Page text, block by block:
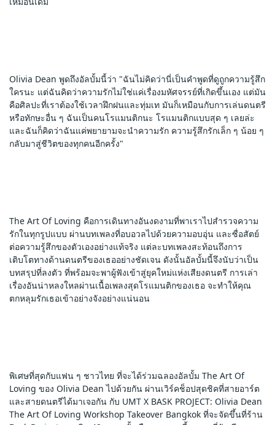
Olivia Dean พูดถึงอัลบั้มนี้ว่า "ฉันไม่คิดว่านี่เป็นคำพูดที่ดูถูกความรู้สึก
ใครนะ แต่ฉันคิดว่าความรักไม่ใช่แค่เรื่องมหัศจรรย์ที่เกิดขึ้นเอง แต่มัน
คือศิลปะที่เราต้องใช้เวลาฝึกฝนและทุ่มเท มันก็เหมือนกับการเล่นดนตรี
หรือทักษะอื่น ๆ ฉันเป็นคนโรแมนติกนะ โรแมนติกแบบสุด ๆ เลยล่ะ
และฉันก็คิดว่าฉันแค่พยายามจะนำความรัก ความรู้สึกรักเล็ก ๆ น้อย ๆ
กลับมาสู่ชีวิตของทุกคนอีกครั้ง"
The Art Of Loving คือการเดินทางอันงดงามที่พาเราไปสำรวจความ
รักในทุกรูปแบบ ผ่านบทเพลงที่อบอวลไปด้วยความอบอุ่น และซื่อสัตย์
ต่อความรู้สึกของตัวเองอย่างแท้จริง แต่ละบทเพลงสะท้อนถึงการ
เติบโตทางด้านดนตรีของเธออย่างชัดเจน ดังนั้นอัลบั้มนี้จึงนับว่าเป็น
บทสรุปที่ลงตัว ที่พร้อมจะพาผู้ฟังเข้าสู่ยุคใหม่แห่งเสียงดนตรี การเล่า
เรื่องอันน่าหลงใหลผ่านเนื้อเพลงสุดโรแมนติกของเธอ จะทำให้คุณ
ตกหลุมรักเธอเข้าอย่างจังอย่างแน่นอน
พิเศษที่สุดกับแฟน ๆ ชาวไทย ที่จะได้ร่วมฉลองอัลบั้ม The Art Of
Loving ของ Olivia Dean ไปด้วยกัน ผ่านเวิร์คช็อปสุดชิคที่สายอาร์ต
และสายดนตรีได้มาเจอกัน กับ UMT X BASK PROJECT: Olivia Dean
The Art Of Loving Workshop Takeover Bangkok ที่จะจัดขึ้นที่ร้าน